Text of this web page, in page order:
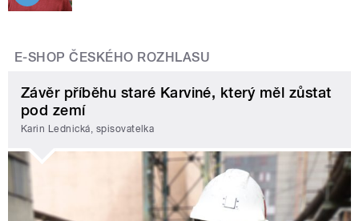
E-SHOP ČESKÉHO ROZHLASU
Závěr příběhu staré Karviné, který měl zůstat
pod zemí
Karin Lednická, spisovatelka